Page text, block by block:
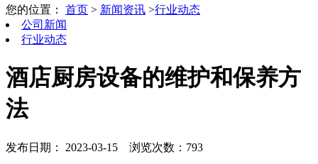
您的位置： 首页 > 新闻资讯 >行业动态
公司新闻
行业动态
酒店厨房设备的维护和保养方
法
发布日期： 2023-03-15 浏览次数：793